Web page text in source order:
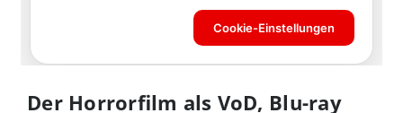
Der Horrorfilm als VoD, Blu-ray